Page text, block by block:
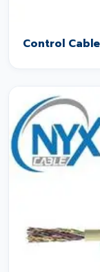
Control